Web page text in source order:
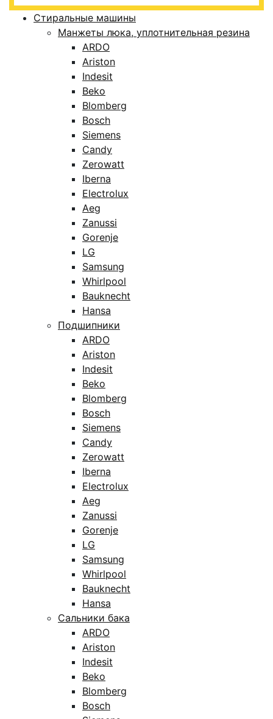
Стиральные машины
Манжеты люка, уплотнительная резина
ARDO
Ariston
Indesit
Beko
Blomberg
Bosch
Siemens
Candy
Zerowatt
Iberna
Electrolux
Aeg
Zanussi
Gorenje
LG
Samsung
Whirlpool
Bauknecht
Hansa
Подшипники
ARDO
Ariston
Indesit
Beko
Blomberg
Bosch
Siemens
Candy
Zerowatt
Iberna
Electrolux
Aeg
Zanussi
Gorenje
LG
Samsung
Whirlpool
Bauknecht
Hansa
Сальники бака
ARDO
Ariston
Indesit
Beko
Blomberg
Bosch